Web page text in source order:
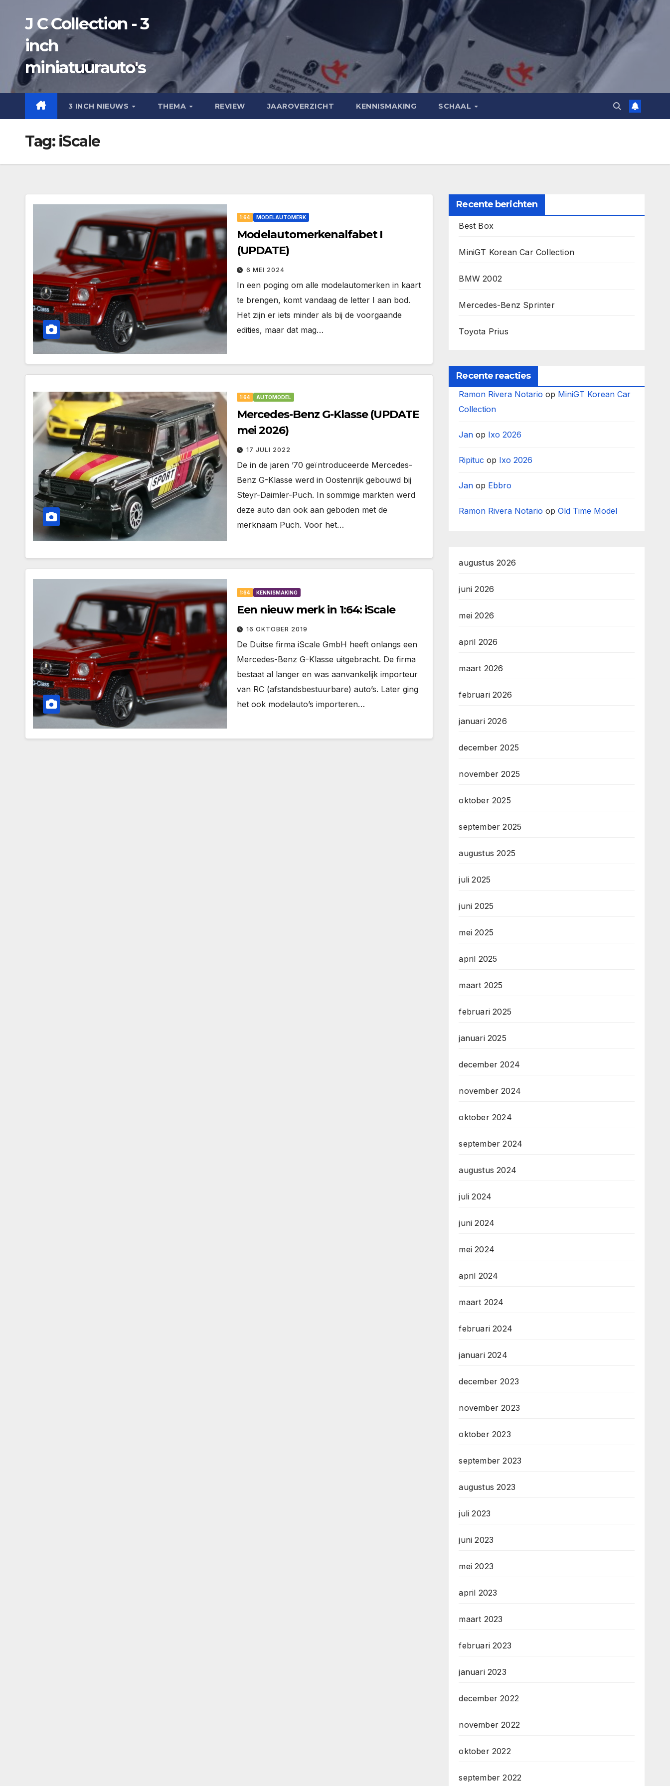
inhoud
J C Collection - 3
inch
miniatuurauto's
3 INCH NIEUWS THEMA REVIEW JAAROVERZICHT KENNISMAKING SCHAAL
Tag: iScale
1:64 MODELAUTOMERK
Modelautomerkenalfabet I
(UPDATE)
6 MEI 2024
In een poging om alle modelautomerken in kaart
te brengen, komt vandaag de letter I aan bod.
Het zijn er iets minder als bij de voorgaande
edities, maar dat mag…
1:64 AUTOMODEL
Mercedes-Benz G-Klasse (UPDATE
mei 2026)
17 JULI 2022
De in de jaren ’70 geïntroduceerde Mercedes-
Benz G-Klasse werd in Oostenrijk gebouwd bij
Steyr-Daimler-Puch. In sommige markten werd
deze auto dan ook aan geboden met de
merknaam Puch. Voor het…
1:64 KENNISMAKING
Een nieuw merk in 1:64: iScale
16 OKTOBER 2019
De Duitse firma iScale GmbH heeft onlangs een
Mercedes-Benz G-Klasse uitgebracht. De firma
bestaat al langer en was aanvankelijk importeur
van RC (afstandsbestuurbare) auto’s. Later ging
het ook modelauto’s importeren…
Recente berichten
Best Box
MiniGT Korean Car Collection
BMW 2002
Mercedes-Benz Sprinter
Toyota Prius
Recente reacties
Ramon Rivera Notario op MiniGT Korean Car
Collection
Jan op Ixo 2026
Ripituc op Ixo 2026
Jan op Ebbro
Ramon Rivera Notario opOld Time Model
augustus 2026
juni 2026
mei 2026
april 2026
maart 2026
februari 2026
januari 2026
december 2025
november 2025
oktober 2025
september 2025
augustus 2025
juli 2025
juni 2025
mei 2025
april 2025
maart 2025
februari 2025
januari 2025
december 2024
november 2024
oktober 2024
september 2024
augustus 2024
juli 2024
juni 2024
mei 2024
april 2024
maart 2024
februari 2024
januari 2024
december 2023
november 2023
oktober 2023
september 2023
augustus 2023
juli 2023
juni 2023
mei 2023
april 2023
maart 2023
februari 2023
januari 2023
december 2022
november 2022
oktober 2022
september 2022